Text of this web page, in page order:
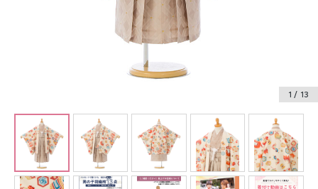
訪問着・付下げレンタル
ジュニア着物レンタル
ジュニア洋装レンタル
ベビー洋装レンタル
1 / 13